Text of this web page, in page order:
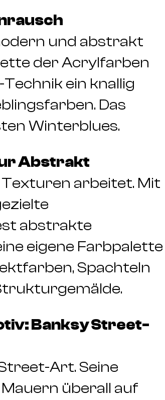
und abstrakt
der Acrylfarben
ein knallig
Das
Winterblues.
Abstrakt
arbeitet. Mit
abstrakte
eigene Farbpalette
Spachteln
Banksy Street-
Art. Seine
überall auf